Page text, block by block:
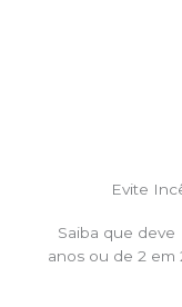
Evite
Saiba que
anos ou de 2 em